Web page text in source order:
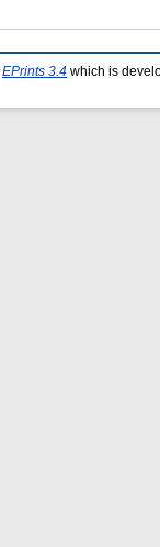
EPrints 3.4 which is